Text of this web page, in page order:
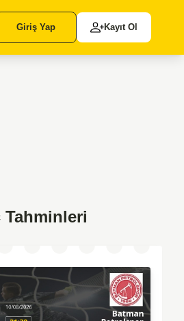
Giriş Yap Kayıt Ol
Tahminleri